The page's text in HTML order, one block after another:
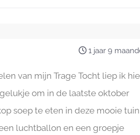
1 jaar 9
van mijn Trage Tocht liep ik
om in de laatste oktober
soep te eten in deze mooie
luchtballon en een groepje